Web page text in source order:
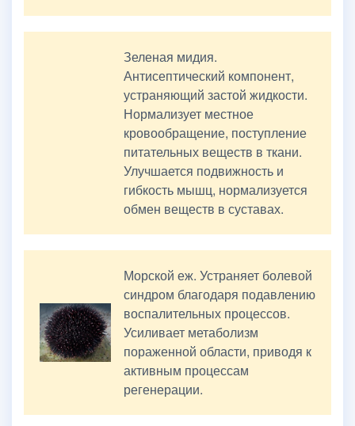
Зеленая мидия.
Антисептический компонент,
устраняющий застой жидкости.
Нормализует местное
кровообращение, поступление
питательных веществ в ткани.
Улучшается подвижность и
гибкость мышц, нормализуется
обмен веществ в суставах.
Морской еж. Устраняет болевой
синдром благодаря подавлению
воспалительных процессов.
Усиливает метаболизм
пораженной области, приводя к
активным процессам
регенерации.